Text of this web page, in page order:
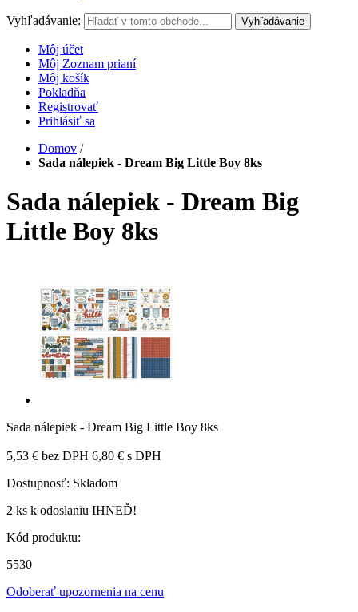
Vyhľadávanie: Vyhľadávanie
Môj účet
Môj Zoznam prianí
Môj košík
Pokladňa
Registrovať
Prihlásiť sa
Domov /
Sada nálepiek - Dream Big Little Boy 8ks
Sada nálepiek - Dream Big
Little Boy 8ks
Sada nálepiek - Dream Big Little Boy 8ks
5,53 € bez DPH 6,80 € s DPH
Dostupnosť: Skladom
2 ks k odoslaniu IHNEĎ!
Kód produktu:
5530
Odoberať upozornenia na cenu